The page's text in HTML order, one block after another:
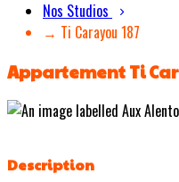
Nos Studios
→ Ti Carayou 187
Appartement Ti
Description